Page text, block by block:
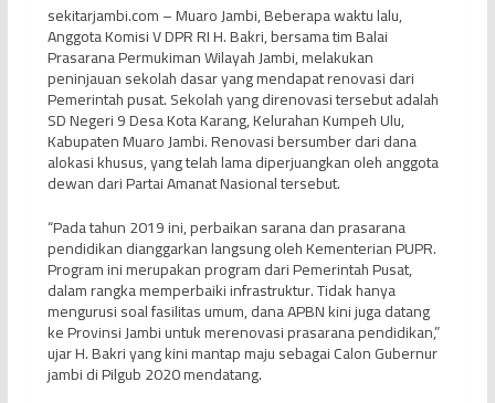
sekitarjambi.com – Muaro Jambi, Beberapa waktu lalu,
Anggota Komisi V DPR RI H. Bakri, bersama tim Balai
Prasarana Permukiman Wilayah Jambi, melakukan
peninjauan sekolah dasar yang mendapat renovasi dari
Pemerintah pusat. Sekolah yang direnovasi tersebut adalah
SD Negeri 9 Desa Kota Karang, Kelurahan Kumpeh Ulu,
Kabupaten Muaro Jambi. Renovasi bersumber dari dana
alokasi khusus, yang telah lama diperjuangkan oleh anggota
dewan dari Partai Amanat Nasional tersebut.
“Pada tahun 2019 ini, perbaikan sarana dan prasarana
pendidikan dianggarkan langsung oleh Kementerian PUPR.
Program ini merupakan program dari Pemerintah Pusat,
dalam rangka memperbaiki infrastruktur. Tidak hanya
mengurusi soal fasilitas umum, dana APBN kini juga datang
ke Provinsi Jambi untuk merenovasi prasarana pendidikan,”
ujar H. Bakri yang kini mantap maju sebagai Calon Gubernur
jambi di Pilgub 2020 mendatang.